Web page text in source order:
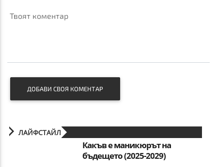
Твоят коментар
ДОБАВИ СВОЯ КОМЕНТАР
ЛАЙФСТАЙЛ
Какъв е маникюрът на
бъдещето (2025-2029)